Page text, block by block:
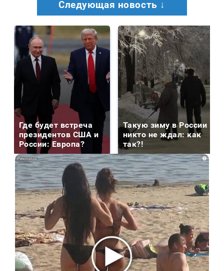
Следующая новость ↓
Где будет встреча
президентов США и
России: Европа?
Такую зиму в России
никто не ждал: как
так?!
i